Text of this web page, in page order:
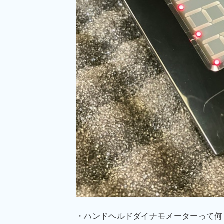
・ハンドヘルドダイナモメーターって